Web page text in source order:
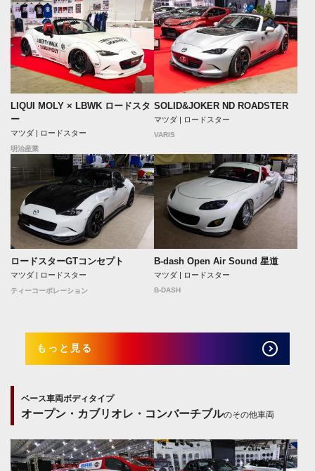
LIQUI MOLY × LBWK ロードスタ
ー
マツダ | ロードスター
明治産業
SOLID&JOKER ND ROADSTER
マツダ | ロードスター
VARIS
ロードスターGTコンセプト
マツダ | ロードスター
ティーコーポレーション
B-dash Open Air Sound 星道
マツダ | ロードスター
B-DASH
もっと見る
ベース車両ボディタイプ
オープン・カブリオレ・コンバーチブルのその他車両